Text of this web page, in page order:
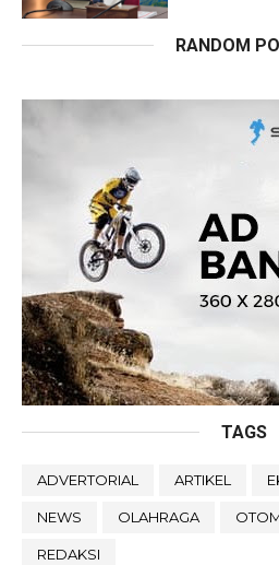
RANDOM
TAGS
ADVERTORIAL ARTIKEL
NEWS OLAHRAGA
REDAKSI